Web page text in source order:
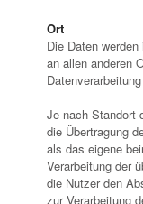
Ort
Die Daten
an allen anderen
Je nach Standort
die Übertragung
als das eigene
Verarbeitung der
die Nutzer den
zur Verarbeitung